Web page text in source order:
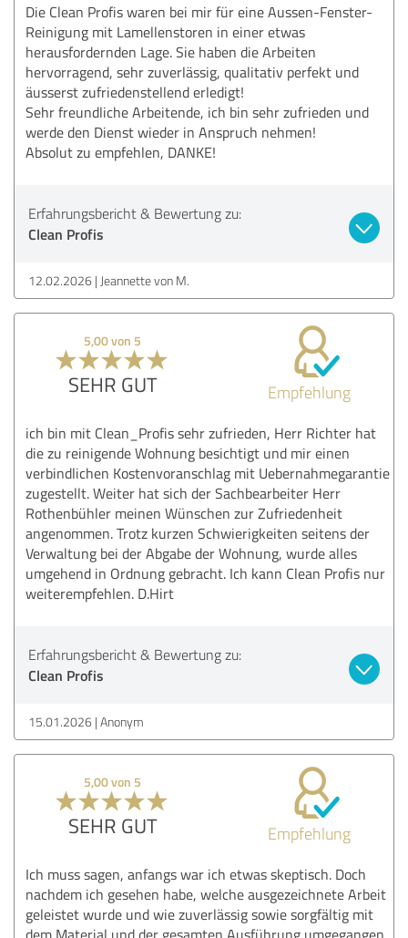
Die Clean Profis waren bei mir für eine Aussen-Fenster-
Reinigung mit Lamellenstoren in einer etwas
herausfordernden Lage. Sie haben die Arbeiten
hervorragend, sehr zuverlässig, qualitativ perfekt und
äusserst zufriedenstellend erledigt!
Sehr freundliche Arbeitende, ich bin sehr zufrieden und
werde den Dienst wieder in Anspruch nehmen!
Absolut zu empfehlen, DANKE!
Erfahrungsbericht & Bewertung zu:
Clean Profis
12.02.2026 Jeannette von M.
5,00 von 5
SEHR GUT Empfehlung
ich bin mit Clean_Profis sehr zufrieden, Herr Richter hat
die zu reinigende Wohnung besichtigt und mir einen
verbindlichen Kostenvoranschlag mit Uebernahmegarantie
zugestellt. Weiter hat sich der Sachbearbeiter Herr
Rothenbühler meinen Wünschen zur Zufriedenheit
angenommen. Trotz kurzen Schwierigkeiten seitens der
Verwaltung bei der Abgabe der Wohnung, wurde alles
umgehend in Ordnung gebracht. Ich kann Clean Profis nur
weiterempfehlen. D.Hirt
Erfahrungsbericht & Bewertung zu:
Clean Profis
15.01.2026 Anonym
5,00 von 5
SEHR GUT Empfehlung
Ich muss sagen, anfangs war ich etwas skeptisch. Doch
nachdem ich gesehen habe, welche ausgezeichnete Arbeit
geleistet wurde und wie zuverlässig sowie sorgfältig mit